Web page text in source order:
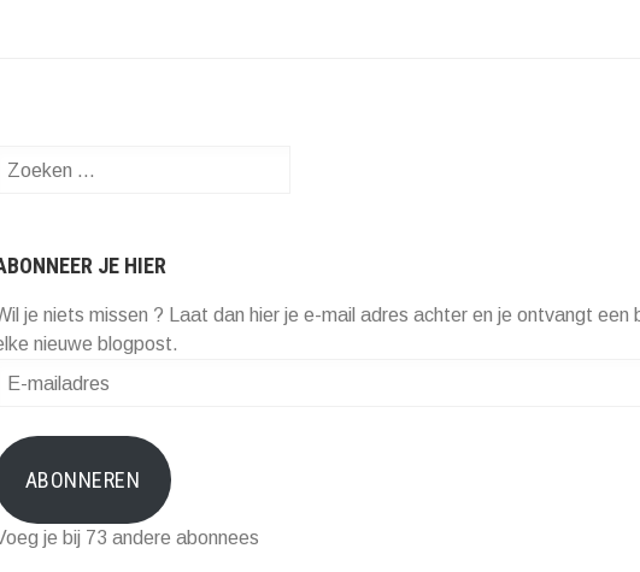
Zoeken
JE HIER
je niets missen ? Laat dan hier je e-mail adres achter en je ontvangt een
nieuwe blogpost.
E-
ABONNEREN
je bij 73 andere abonnees